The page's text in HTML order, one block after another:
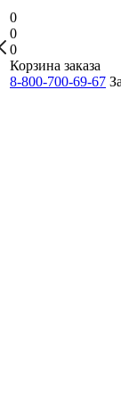
0
0
0
Корзина заказа
8-800-700-69-67